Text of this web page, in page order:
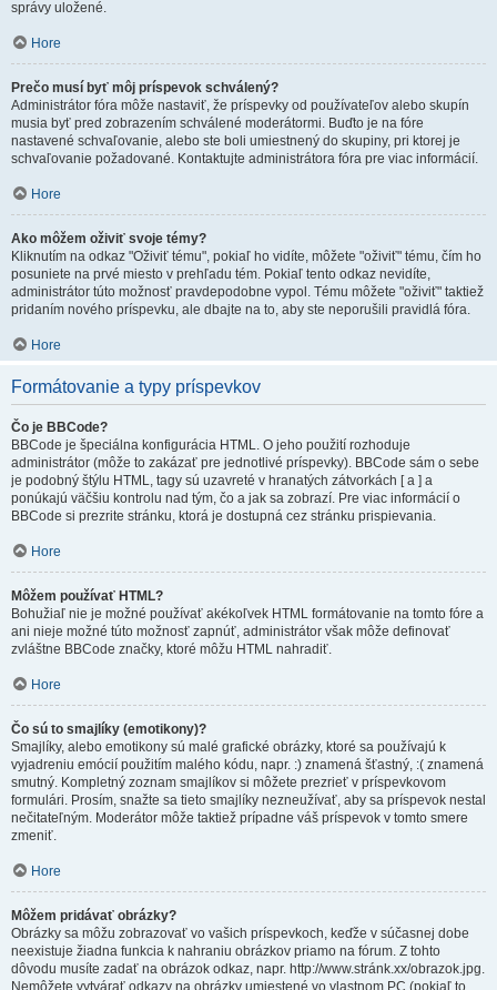
správy uložené.
Hore
Prečo musí byť môj príspevok schválený?
Administrátor fóra môže nastaviť, že príspevky od používateľov alebo skupín
musia byť pred zobrazením schválené moderátormi. Buďto je na fóre
nastavené schvaľovanie, alebo ste boli umiestnený do skupiny, pri ktorej je
schvaľovanie požadované. Kontaktujte administrátora fóra pre viac informácií.
Hore
Ako môžem oživiť svoje témy?
Kliknutím na odkaz "Oživiť tému", pokiaľ ho vidíte, môžete "oživiť" tému, čím ho
posuniete na prvé miesto v prehľadu tém. Pokiaľ tento odkaz nevidíte,
administrátor túto možnosť pravdepodobne vypol. Tému môžete "oživiť" taktiež
pridaním nového príspevku, ale dbajte na to, aby ste neporušili pravidlá fóra.
Hore
Formátovanie a typy príspevkov
Čo je BBCode?
BBCode je špeciálna konfigurácia HTML. O jeho použití rozhoduje
administrátor (môže to zakázať pre jednotlivé príspevky). BBCode sám o sebe
je podobný štýlu HTML, tagy sú uzavreté v hranatých zátvorkách [ a ] a
ponúkajú väčšiu kontrolu nad tým, čo a jak sa zobrazí. Pre viac informácií o
BBCode si prezrite stránku, ktorá je dostupná cez stránku prispievania.
Hore
Môžem používať HTML?
Bohužiaľ nie je možné používať akékoľvek HTML formátovanie na tomto fóre a
ani nieje možné túto možnosť zapnúť, administrátor však môže definovať
zvláštne BBCode značky, ktoré môžu HTML nahradiť.
Hore
Čo sú to smajlíky (emotikony)?
Smajlíky, alebo emotikony sú malé grafické obrázky, ktoré sa používajú k
vyjadreniu emócií použitím malého kódu, napr. :) znamená šťastný, :( znamená
smutný. Kompletný zoznam smajlíkov si môžete prezrieť v príspevkovom
formulári. Prosím, snažte sa tieto smajlíky nezneužívať, aby sa príspevok nestal
nečitateľným. Moderátor môže taktiež prípadne váš príspevok v tomto smere
zmeniť.
Hore
Môžem pridávať obrázky?
Obrázky sa môžu zobrazovať vo vašich príspevkoch, keďže v súčasnej dobe
neexistuje žiadna funkcia k nahraniu obrázkov priamo na fórum. Z tohto
dôvodu musíte zadať na obrázok odkaz, napr. http://www.stránk.xx/obrazok.jpg.
Nemôžete vytvárať odkazy na obrázky umiestené vo vlastnom PC (pokiaľ to